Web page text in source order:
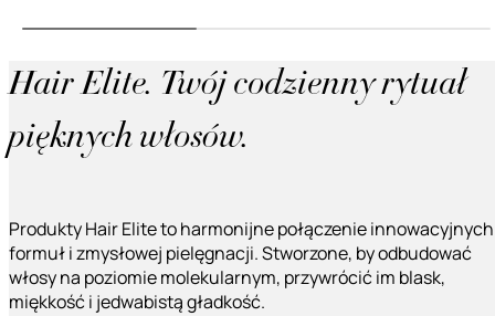
Hair Elite. Twój codzienny rytuał
pięknych włosów.
Produkty Hair Elite to harmonijne połączenie innowacyjnych
formuł i zmysłowej pielęgnacji. Stworzone, by odbudować
włosy na poziomie molekularnym, przywrócić im blask,
miękkość i jedwabistą gładkość.